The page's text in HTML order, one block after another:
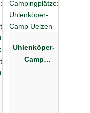
Uhlenköper-
Camp